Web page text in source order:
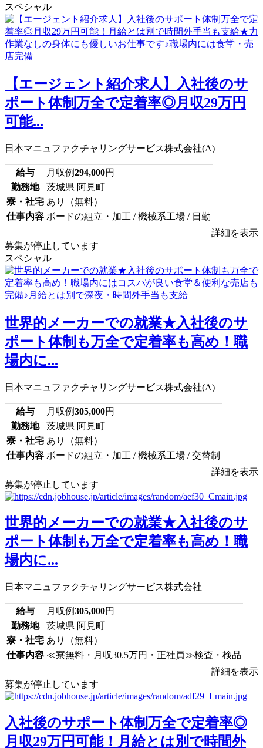
スペシャル
【エージェント紹介求人】入社後のサ
ポート体制万全で定着率◎月収29万円
可能...
日本マニュファクチャリングサービス株式会社(A)
給与 月収例294,000円
勤務地
茨城県 阿見町
寮・社宅 あり（無料）
仕事内容 ボードの組立・加工 / 機械系工場 / 日勤
詳細を表示
募集が停止しています
スペシャル
世界的メーカーでの就業★入社後のサ
ポート体制も万全で定着率も高め！職
場内に...
日本マニュファクチャリングサービス株式会社(A)
給与 月収例305,000円
勤務地
茨城県 阿見町
寮・社宅 あり（無料）
仕事内容 ボードの組立・加工 / 機械系工場 / 交替制
詳細を表示
募集が停止しています
世界的メーカーでの就業★入社後のサ
ポート体制も万全で定着率も高め！職
場内に...
日本マニュファクチャリングサービス株式会社
給与 月収例305,000円
勤務地
茨城県 阿見町
寮・社宅 あり（無料）
仕事内容 ≪寮無料・月収30.5万円・正社員≫検査・検品
詳細を表示
募集が停止しています
入社後のサポート体制万全で定着率◎
月収29万円可能！月給とは別で時間外